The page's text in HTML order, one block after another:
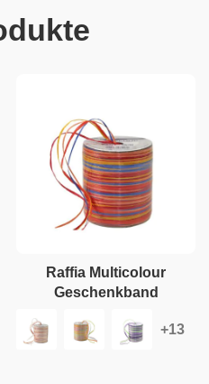
Raffia Multicolour
Geschenkband